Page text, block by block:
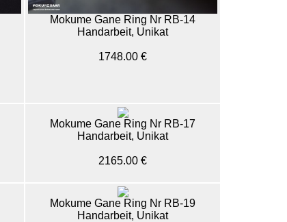
Mokume Gane Ring Nr RB-14
Handarbeit, Unikat
1748.00 €
Mokume Gane Ring Nr RB-17
Handarbeit, Unikat
2165.00 €
Mokume Gane Ring Nr RB-19
Handarbeit, Unikat